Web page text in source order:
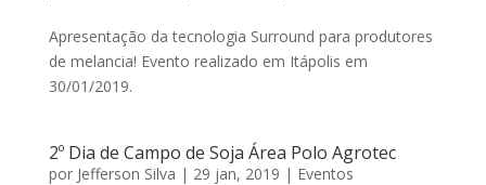
Apresentação da tecnologia Surround para produtores
de melancia! Evento realizado em Itápolis em
30/01/2019.
2º Dia de Campo de Soja Área Polo Agrotec
por Jefferson Silva | 29 jan, 2019 | Eventos